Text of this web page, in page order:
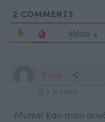
2 COMMENTS
äldsta
Sara
2 år sedan
Mums! Kan man